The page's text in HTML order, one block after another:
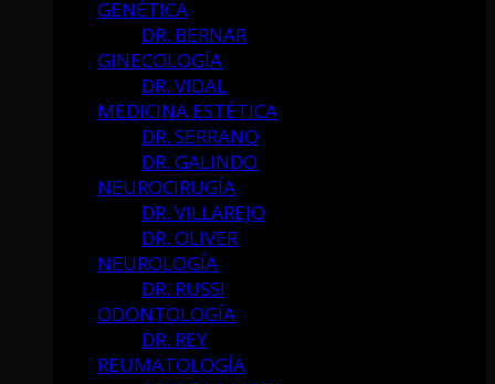
GENÉTICA
DR. BERNAR
GINECOLOGÍA
DR. VIDAL
MEDICINA ESTÉTICA
DR. SERRANO
DR. GALINDO
NEUROCIRUGÍA
DR. VILLAREJO
DR. OLIVER
NEUROLOGÍA
DR. RUSSI
ODONTOLOGÍA
DR. REY
REUMATOLOGÍA